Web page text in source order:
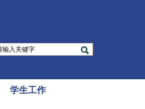
学生工作